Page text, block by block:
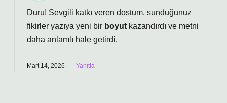
Duru! Sevgili katkı veren dostum, sunduğunuz
fikirler yazıya yeni bir boyut kazandırdı ve metni
daha anlamlı hale getirdi.
Mart 14, 2026 Yanıtla